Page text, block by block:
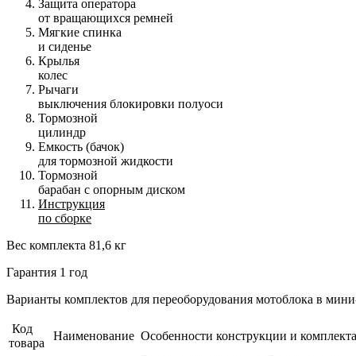
Защита оператора
от вращающихся ремней
Мягкие спинка
и сиденье
Крылья
колес
Рычаги
выключения блокировки полуоси
Тормозной
цилиндр
Емкость (бачок)
для тормозной жидкости
Тормозной
барабан с опорным диском
Инструкция
по сборке
Вес комплекта 81,6 кг
Гарантия 1 год
Варианты комплектов для переоборудования мотоблока в
Код
товара
Наименование Особенности конструкции и